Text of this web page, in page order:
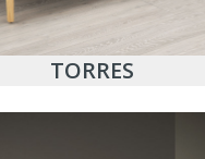
TORRES